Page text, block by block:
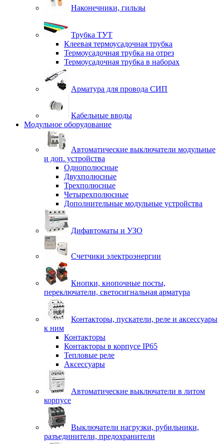
Наконечники, гильзы
Трубка ТУТ
Клеевая термоусадочная трубка
Термоусадочная трубка на отрез
Термоусадочная трубка в наборах
Арматура для провода СИП
Кабельные вводы
Модульное оборудование
Автоматические выключатели модульные
и доп. устройства
Однополюсные
Двухполюсные
Трехполюсные
Четырехполюсные
Дополнительные модульные устройства
Дифавтоматы и УЗО
Счетчики электроэнергии
Кнопки, кнопочные посты,
переключатели, светосигнальная арматура
Контакторы, пускатели, реле и аксессуары
к ним
Контакторы
Контакторы в корпусе IP65
Тепловые реле
Аксессуары
Автоматические выключатели в литом
корпусе
Выключатели нагрузки, рубильники,
разъединители, предохранители